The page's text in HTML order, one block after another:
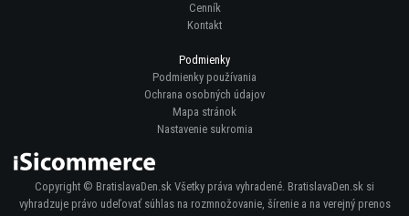
Cenník
Kontakt
Podmienky
Podmienky používania
Ochrana osobných údajov
Mapa stránok
Nastavenie sukromia
Copyright © BratislavaDen.sk Všetky práva vyhradené. BratislavaDen.sk si
vyhradzuje právo udeľovať súhlas na rozmnožovanie, šírenie a na verejný prenos